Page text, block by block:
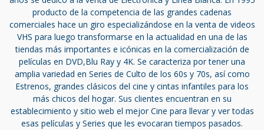
producto de la competencia de las grandes cadenas
comerciales hace un giro especializándose en la venta de videos
VHS para luego transformarse en la actualidad en una de las
tiendas más importantes e icónicas en la comercialización de
películas en DVD,Blu Ray y 4K. Se caracteriza por tener una
amplia variedad en Series de Culto de los 60s y 70s, así como
Estrenos, grandes clásicos del cine y cintas infantiles para los
más chicos del hogar. Sus clientes encuentran en su
establecimiento y sitio web el mejor Cine para llevar y ver todas
esas películas y Series que les evocaran tiempos pasados.